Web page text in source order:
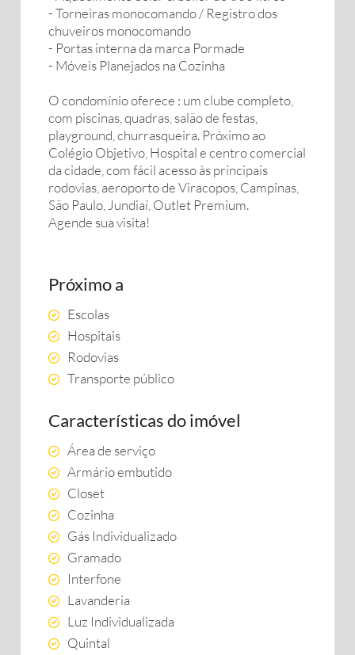
- Torneiras monocomando / Registro dos
chuveiros monocomando
- Portas interna da marca Pormade
- Móveis Planejados na Cozinha
O condomínio oferece : um clube completo,
com piscinas, quadras, salão de festas,
playground, churrasqueira. Próximo ao
Colégio Objetivo, Hospital e centro comercial
da cidade, com fácil acesso às principais
rodovias, aeroporto de Viracopos, Campinas,
São Paulo, Jundiaí, Outlet Premium.
Agende sua visita!
Próximo a
Escolas
Hospitais
Rodovias
Transporte público
Características do imóvel
Área de serviço
Armário embutido
Closet
Cozinha
Gás Individualizado
Gramado
Interfone
Lavanderia
Luz Individualizada
Quintal